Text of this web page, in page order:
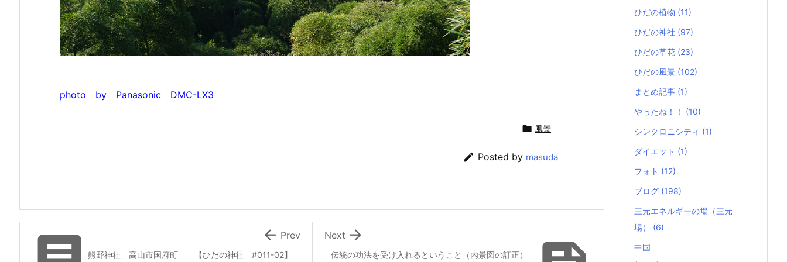
photo by Panasonic DMC-LX3
 風景
 Posted by masuda
伝統の功法を受け入れるということ（内景図の訂正）

Next
熊野神社 高山市国府町 【ひだの神社 #011-02】
 Prev
ひだの植物 (11)
ひだの神社 (97)
ひだの草花 (23)
ひだの風景 (102)
まとめ記事 (1)
やったね！！ (10)
シンクロニシティ (1)
ダイエット (1)
フォト (12)
ブログ (198)
三元エネルギーの場（三元
場） (6)
中国